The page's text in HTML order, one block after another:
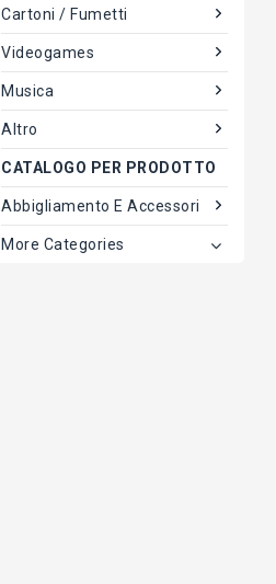
Cartoni / Fumetti
Videogames
Musica
Altro
CATALOGO PER PRODOTTO
Abbigliamento E Accessori
More Categories